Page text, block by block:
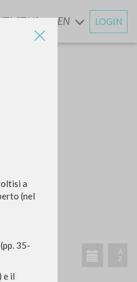
a
(nel
35-
e il
US EN LOGIN